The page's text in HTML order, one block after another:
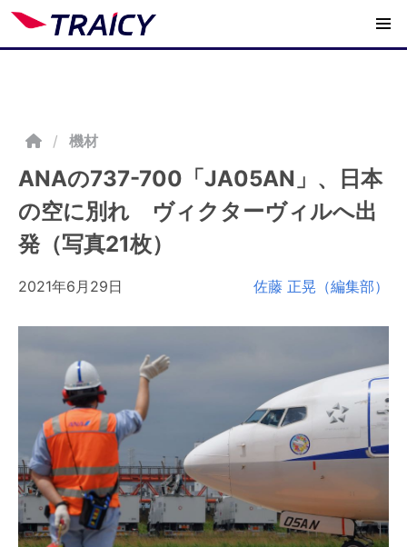
/ 機材
ANAの737-700「JA05AN」、日本
の空に別れ ヴィクターヴィルへ出
発（写真21枚）
2021年6月29日 佐藤 正晃（編集部）